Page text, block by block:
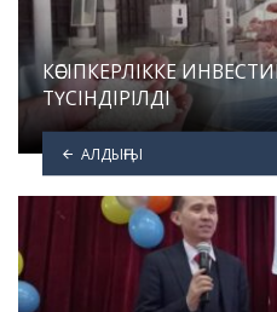
КӘСІПКЕРЛІККЕ
ТҮСІНДІРІЛДІ
АЛДЫҢҒЫ